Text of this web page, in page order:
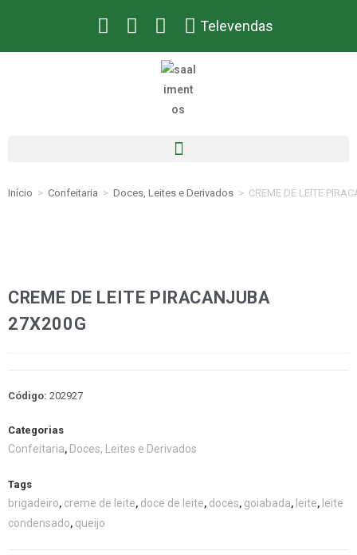
Televendas
Início > Confeitaria > Doces, Leites e Derivados > CREME DE LEITE
CREME DE LEITE PIRACANJUBA
27X200G
Código: 202927
Categorias
Confeitaria, Doces, Leites e Derivados
Tags
brigadeiro, creme de leite, doce de leite, doces, goiabada, leite, leite
condensado, queijo